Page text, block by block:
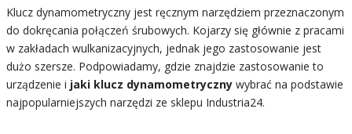
Klucz dynamometryczny jest ręcznym narzędziem przeznaczonym
do dokręcania połączeń śrubowych. Kojarzy się głównie z pracami
w zakładach wulkanizacyjnych, jednak jego zastosowanie jest
dużo szersze. Podpowiadamy, gdzie znajdzie zastosowanie to
urządzenie i jaki klucz dynamometrycznywybrać na podstawie
najpopularniejszych narzędzi ze sklepu Industria24.